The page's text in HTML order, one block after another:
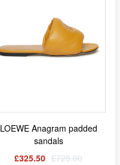
LOEWE Anagram padded
sandals
£325.50 £725.00